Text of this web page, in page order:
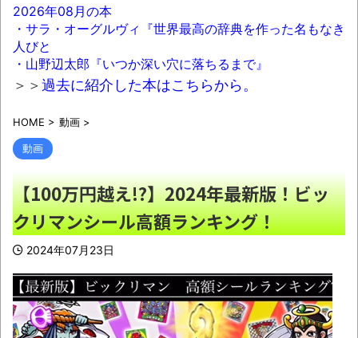
ｗｗｗｗｗｗｗｗNEW!
【埼玉】憂国の士、河合ゆうすけ市議、 埼
玉県知事選に立候補表明NEW!
ット民から新社会人の初ボーナスくらいしかな
いと笑われる
人生終わってる派遣社員だけどこれからど
う生きていくべきかな？NEW!
【画像】コメ 損切り加速ｗｗｗｗｗｗｗ
ｗｗNEW!
西川貴教アニキ、ミュージックステーショ
ンで”魅惑のマーメイド達と限界突破”してしま
うｗｗｗｗNEW!
2026年08月の本
・サラ・オーグルヴィ『世界最高の辞典を作った名もなき
人びと
・山野辺太郎『いつか深い穴に落ちるまで』
＞＞過去に紹介した本はこちらから。
HOME > 動画 >
動画
【100万円越え!?】2024年最新版！ビッ
クリマンシール高額ランキング！
2024年07月23日